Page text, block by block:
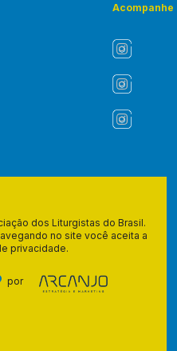
Acompanhe
dos Liturgistas do Brasil.
no site você aceita a
privacidade.
por